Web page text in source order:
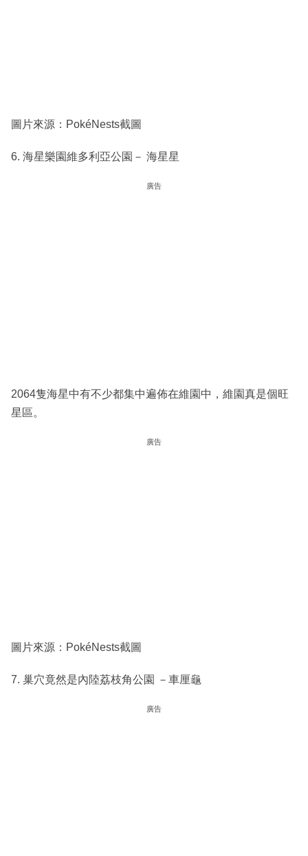
圖片來源：PokéNests截圖
6. 海星樂園維多利亞公園－ 海星星
廣告
2064隻海星中有不少都集中遍佈在維園中，維園真是個旺
星區。
廣告
圖片來源：PokéNests截圖
7. 巢穴竟然是內陸荔枝角公園 －車厘龜
廣告